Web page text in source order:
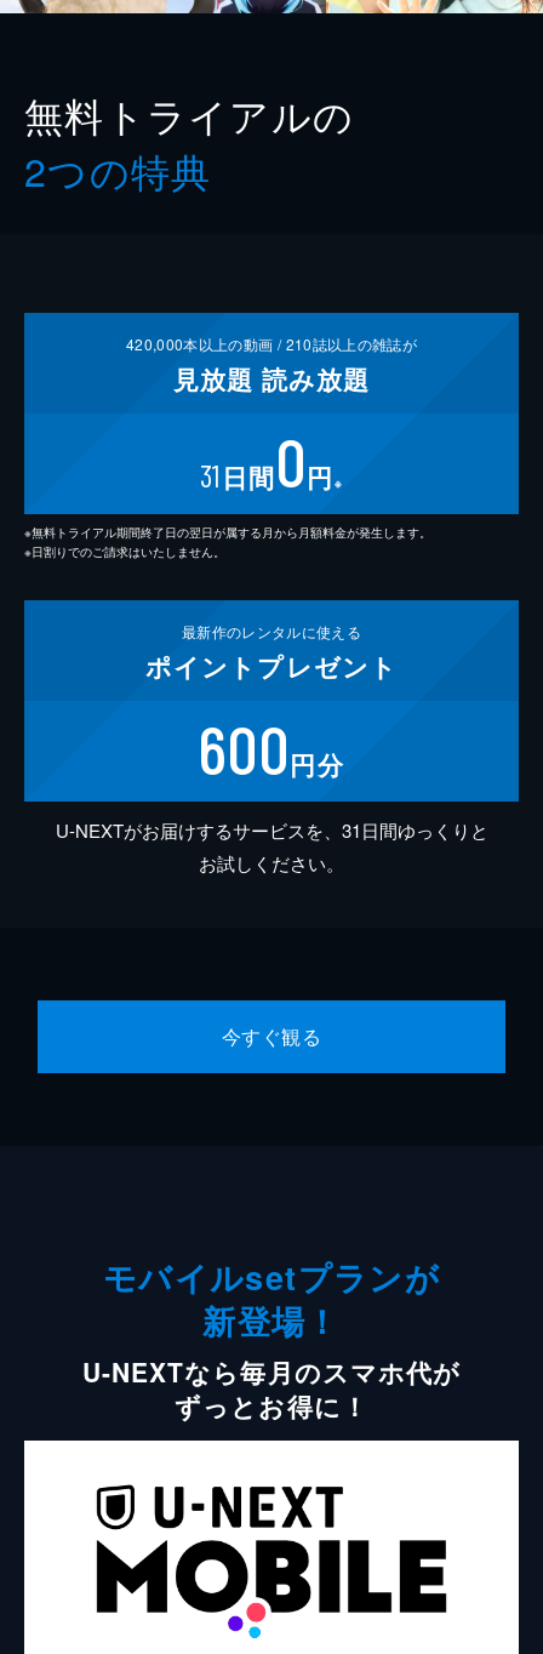
無料トライアルの
2つの特典
420,000本以上の動画 /210誌以上の雑誌が
見放題 読み放題
31 日間0円 ※
※無料トライアル期間終了日の翌日が属する月から月額料金が発生します。
※日割りでのご請求はいたしません。
最新作のレンタルに使える
ポイント プレゼント
600円分
U-NEXTがお届けするサービスを、31日間ゆっくりと
お試しください。
今すぐ観る
モバイルsetプランが
新登場！
U-NEXTなら毎月のスマホ代が
ずっとお得に！